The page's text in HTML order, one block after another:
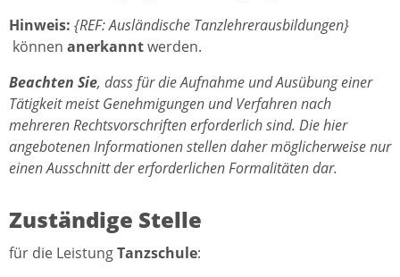
Hinweis: {REF: Ausländische Tanzlehrerausbildungen}
können anerkanntwerden.
Beachten Sie, dass für die Aufnahme und Ausübung einer
Tätigkeit meist Genehmigungen und Verfahren nach
mehreren Rechtsvorschriften erforderlich sind. Die hier
angebotenen Informationen stellen daher möglicherweise nur
einen Ausschnitt der erforderlichen Formalitäten dar.
Zuständige Stelle
für die LeistungTanzschule: